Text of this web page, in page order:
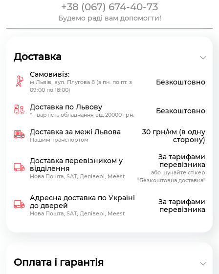
+38 (067) 674-40-73
Будемо раді вам допомогти!
Доставка
Самовивіз:
м.Львів, вул. Плугова 8 (з пн. по пт. з
09:00 по 18:00)
Безкоштовно
Доставка по Львову
* - вартість обладнання від 20000 грн. Безкоштовно
Доставка за межі Львова
Нашим транспортом
30 грн/км (в одну
сторону)
Доставка перевізником у
відділення
Нова Пошта, SAT, Делівері, Meest
За тарифами
перевізника
або шукайте стікер
"Безкоштовна доставка"
Адресна доставка по Україні
до дверей
Нова Пошта, SAT, Делівері, Meest
За тарифами
перевізника
Оплата і гарантія